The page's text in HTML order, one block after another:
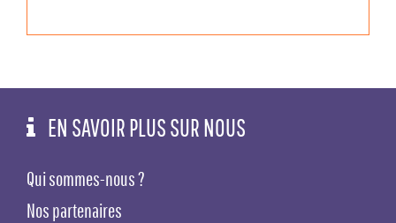
EN SAVOIR PLUS SUR NOUS
Qui sommes-nous ?
Nos partenaires